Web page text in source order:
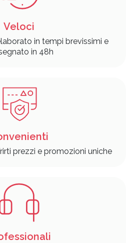
Veloci
in tempi brevissimi e
in 48h
prezzi e promozioni uniche